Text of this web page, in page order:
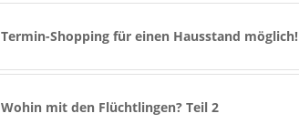
Termin-Shopping für einen Hausstand möglich!
Wohin mit den Flüchtlingen? Teil 2